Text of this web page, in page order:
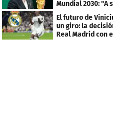
Mundial 2030: "A
debido tiempo"
El futuro de
un giro: la
Real Madrid con